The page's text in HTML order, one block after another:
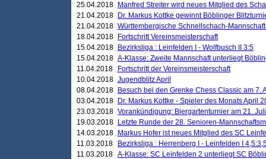
25.04.2018
Manfred Streiter wird neues Mitglied des
21.04.2018
Dr. Markus Kottke gewinnt Böblinger
21.04.2018 Württembergische Schnellschach-
18.04.2018
Fortschritt Vereinsmeisterschaft
15.04.2018
Bezirksliga : Leinfelden I - Wolfbusch II 3:5
15.04.2018 A-Klasse: Zweite Mannschaft unterliegt
11.04.2018
Fortschritt der Vereinsmeisterschaft
10.04.2018 Jugendblitz April
08.04.2018
Besuch bei den Grenke Chess Classic am 7.
03.04.2018
Dr. Markus Kottke - Spieler des Monats April
23.03.2018 Vorankündigung: Biergartenturnier am 21.
19.03.2018
Letzte Runde der 28. Senioren-
14.03.2018
Markus Hofer ist neues Mitglied des SC
11.03.2018
Bezirksliga : Herrenberg I - Leinfelden I
11.03.2018 A-Klasse: SC Leinfelden 2 unterliegt SC